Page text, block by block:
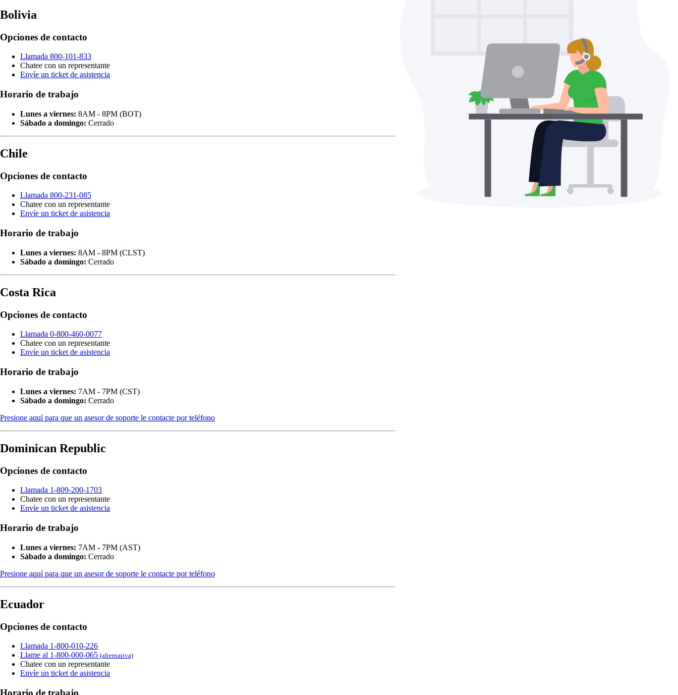
Bolivia
Opciones de contacto
Llamada 800-101-833
Chatee con un representante
Envíe un ticket de asistencia
Horario de trabajo
Lunes a viernes: 8AM - 8PM (BOT)
Sábado a domingo: Cerrado
Chile
Opciones de contacto
Llamada 800-231-085
Chatee con un representante
Envíe un ticket de asistencia
Horario de trabajo
Lunes a viernes: 8AM - 8PM (CLST)
Sábado a domingo: Cerrado
Costa Rica
Opciones de contacto
Llamada 0-800-460-0077
Chatee con un representante
Envíe un ticket de asistencia
Horario de trabajo
Lunes a viernes: 7AM - 7PM (CST)
Sábado a domingo: Cerrado
Presione aquí para que un asesor de soporte le contacte por teléfono
Dominican Republic
Opciones de contacto
Llamada 1-809-200-1703
Chatee con un representante
Envíe un ticket de asistencia
Horario de trabajo
Lunes a viernes: 7AM - 7PM (AST)
Sábado a domingo: Cerrado
Presione aquí para que un asesor de soporte le contacte por teléfono
Ecuador
Opciones de contacto
Llamada 1-800-010-226
Llame al 1-800-000-065 (alternativa)
Chatee con un representante
Envíe un ticket de asistencia
Horario de trabajo